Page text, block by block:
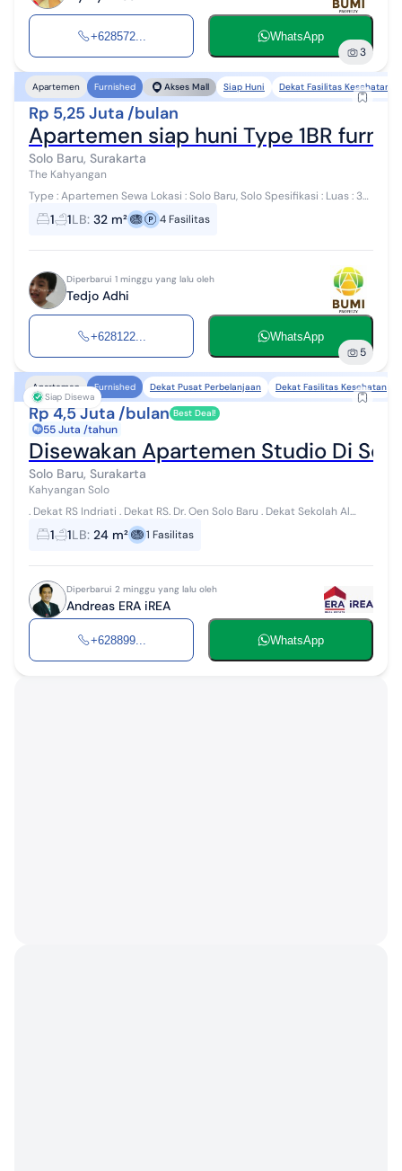
+628572... WhatsApp
3
Apartemen Furnished Akses Mall Siap Huni Dekat Fasilitas Kesehatan
Rp 5,25 Juta /bulan
Apartemen siap huni Type 1BR
Solo Baru, Surakarta
The Kahyangan
Type : Apartemen Sewa Lokasi : Solo Baru, Solo Spesifikasi : Luas : 32
m2 Keterangan tambahan : - Lokasi strategis - Dekat Mall - Dekat
sekolah I...
1 1LB: 32 m² 4 Fasilitas
Diperbarui 1 minggu yang lalu oleh
Tedjo Adhi
+628122... WhatsApp
5
Siap Disewa
Apartemen Furnished Dekat Pusat Perbelanjaan Dekat Fasilitas Kesehatan
Rp 4,5 Juta /bulan Best Deal!
55 Juta /tahun
Disewakan Apartemen Studio Di
Solo Baru, Surakarta
Kahyangan Solo
. Dekat RS Indriati . Dekat RS. Dr. Oen Solo Baru . Dekat Sekolah Al
Azhar . Dekat Singapore Piaget Academy . Dekat Pakuwon Mall Solo .
Dekat The P...
1 1LB: 24 m² 1 Fasilitas
Diperbarui 2 minggu yang lalu oleh
Andreas ERA iREA
+628899... WhatsApp